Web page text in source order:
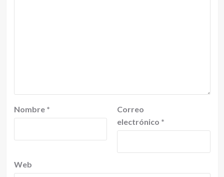
Nombre *
Correo
electrónico *
Web